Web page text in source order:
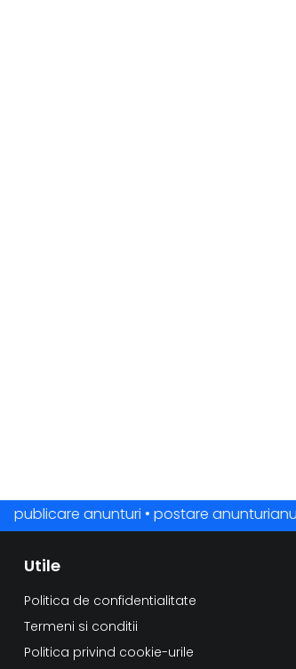
publicare anunturi • postare
Utile
Politica de confidentialitate
Termeni si conditii
Politica privind cookie-urile